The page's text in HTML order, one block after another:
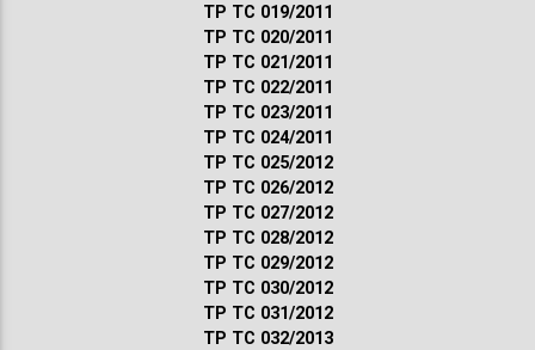
ТР ТС 019/2011
ТР ТС 020/2011
ТР ТС 021/2011
ТР ТС 022/2011
ТР ТС 023/2011
ТР ТС 024/2011
ТР ТС 025/2012
ТР ТС 026/2012
ТР ТС 027/2012
ТР ТС 028/2012
ТР ТС 029/2012
ТР ТС 030/2012
ТР ТС 031/2012
ТР ТС 032/2013